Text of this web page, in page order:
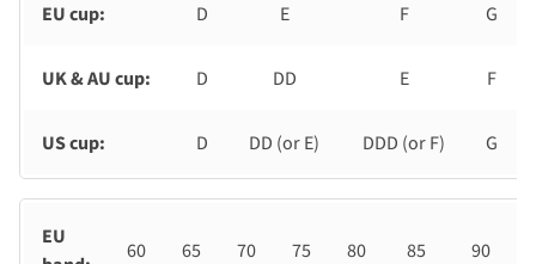
EU cup: D E F G
UK & AU cup: D DD E F
US cup: D DD (or E) DDD (or F) G
EU
60 65 70 75 80 85 90